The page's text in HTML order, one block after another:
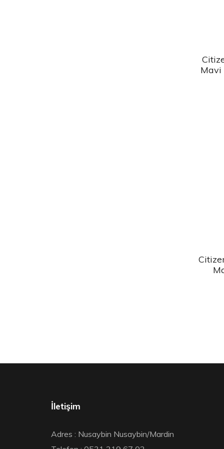
Mavi
İletişim
Adres : Nusaybin Nusaybin/Mardin